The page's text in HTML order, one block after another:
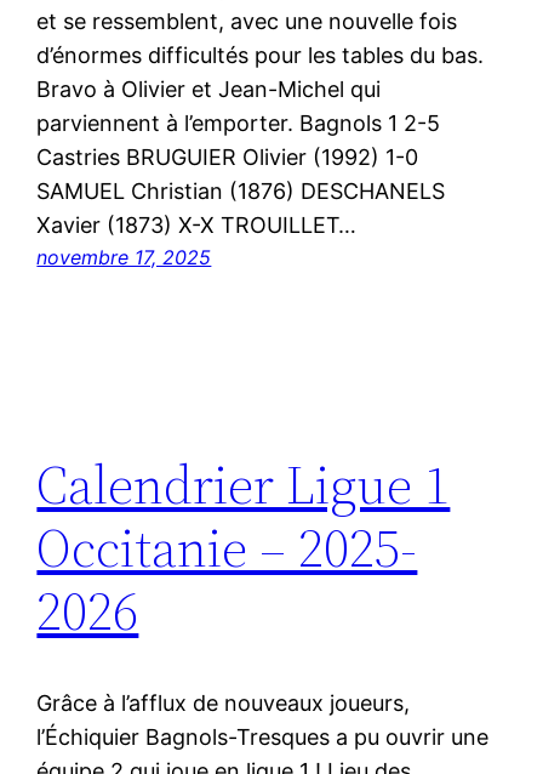
et se ressemblent, avec une nouvelle fois
d’énormes difficultés pour les tables du bas.
Bravo à Olivier et Jean-Michel qui
parviennent à l’emporter. Bagnols 1 2-5
Castries BRUGUIER Olivier (1992) 1-0
SAMUEL Christian (1876) DESCHANELS
Xavier (1873) X-X TROUILLET…
novembre 17, 2025
Calendrier Ligue 1
Occitanie – 2025-
2026
Grâce à l’afflux de nouveaux joueurs,
l’Échiquier Bagnols-Tresques a pu ouvrir une